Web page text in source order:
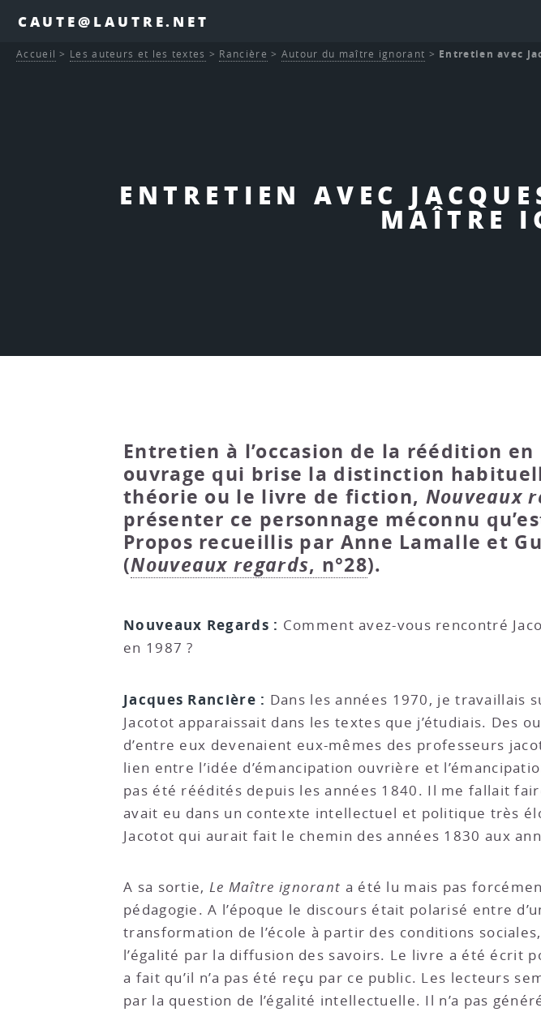
CAUTE@LAUTRE.NET
ENTRETIEN AVEC
MAÎTRE
Accueil > Les auteurs et les textes > Rancière > Autour du maître ignorant > Entretien avec
Entretien à l’occasion de la réédition
ouvrage qui brise la distinction
théorie ou le livre de fiction, Nouveaux
présenter ce personnage méconnu
Propos recueillis par Anne Lamalle et
(Nouveaux regards, n°28).
Nouveaux Regards : Comment avez-vous rencontré
en 1987 ?
Jacques Rancière : Dans les années 1970, je travaillais
Jacotot apparaissait dans les textes que j’étudiais. Des
d’entre eux devenaient eux-mêmes des professeurs
lien entre l’idée d’émancipation ouvrière et
pas été réédités depuis les années 1840. Il me fallait
avait eu dans un contexte intellectuel et politique très
Jacotot qui aurait fait le chemin des années 1830 aux
A sa sortie, Le Maître ignorant a été lu mais pas
pédagogie. A l’époque le discours était polarisé entre
transformation de l’école à partir des conditions
l’égalité par la diffusion des savoirs. Le livre a été écrit
a fait qu’il n’a pas été reçu par ce public. Les lecteurs
par la question de l’égalité intellectuelle. Il n’a pas